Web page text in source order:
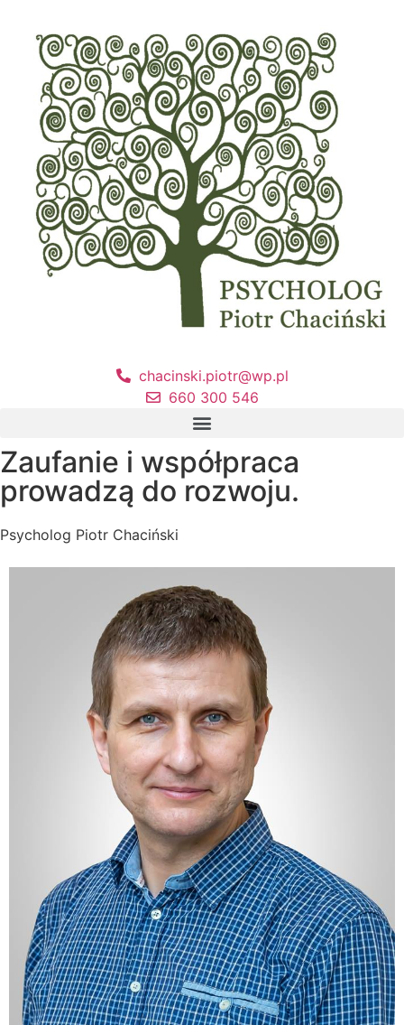
chacinski.piotr@wp.pl
660 300 546
Zaufanie i współpraca
prowadzą do rozwoju.
Psycholog Piotr Chaciński